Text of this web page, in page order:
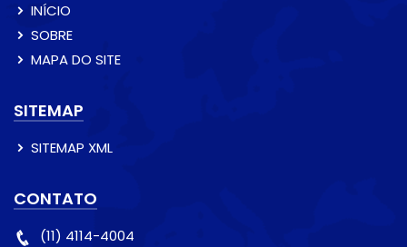
INÍCIO
SOBRE
MAPA DO SITE
SITEMAP
SITEMAP XML
CONTATO
(11) 4114-4004